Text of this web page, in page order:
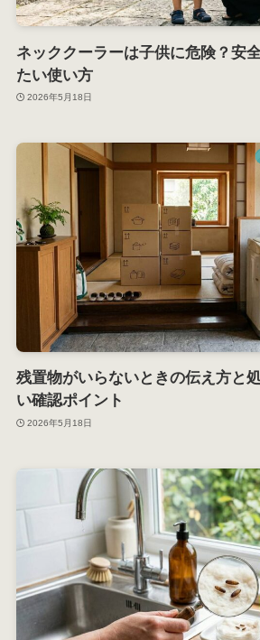
ネッククーラーは子供に危険？安
たい使い方
2026年5月18日
残置物がいらないときの伝え方と
い確認ポイント
2026年5月18日